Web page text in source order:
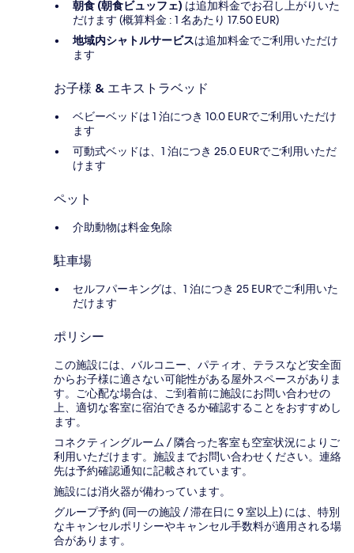
朝食 (朝食ビュッフェ) は追加料金でお召し上がりいた
だけます (概算料金 : 1 名あたり 17.50 EUR)
地域内シャトルサービスは追加料金でご利用いただけ
ます
お子様 & エキストラベッド
ベビーベッドは 1 泊につき 10.0 EURでご利用いただけ
ます
可動式ベッドは、1 泊につき 25.0 EURでご利用いただ
けます
ペット
介助動物は料金免除
駐車場
セルフパーキングは、1 泊につき 25 EURでご利用いた
だけます
ポリシー
この施設には、バルコニー、パティオ、テラスなど安全面
からお子様に適さない可能性がある屋外スペースがありま
す。ご心配な場合は、ご到着前に施設にお問い合わせの
上、適切な客室に宿泊できるか確認することをおすすめし
ます。
コネクティングルーム / 隣合った客室も空室状況によりご
利用いただけます。施設までお問い合わせください。連絡
先は予約確認通知に記載されています。
施設には消火器が備わっています。
グループ予約 (同一の施設 / 滞在日に 9 室以上) には、特別
なキャンセルポリシーやキャンセル手数料が適用される場
合があります。